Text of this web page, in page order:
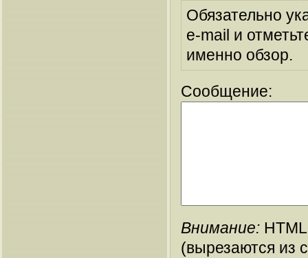
Обязательно
e-mail и
именно обзор.
Сообщение:
Внимание:
(вырезаются из